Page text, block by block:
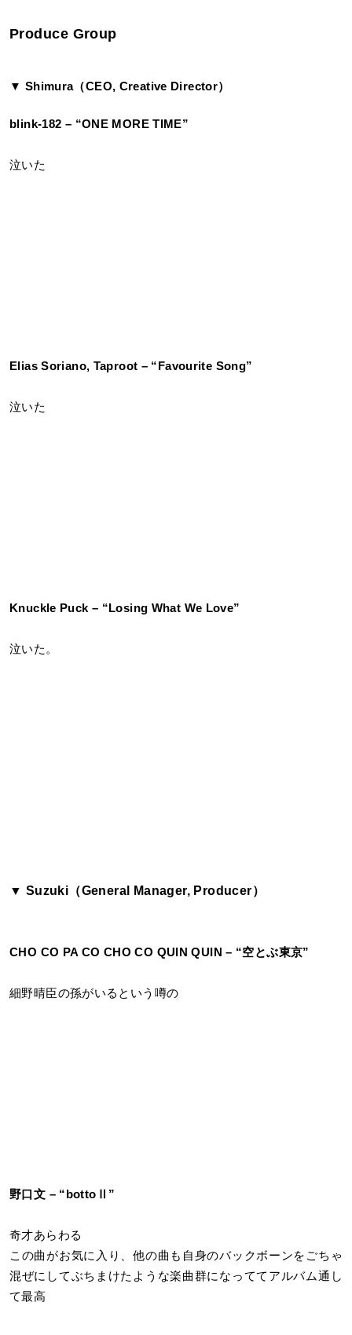
Produce Group
▼ Shimura（CEO, Creative Director）
blink-182 – “ONE MORE TIME”
泣いた
Elias Soriano, Taproot – “Favourite Song”
泣いた
Knuckle Puck – “Losing What We Love”
泣いた。
▼ Suzuki（General Manager, Producer）
CHO CO PA CO CHO CO QUIN QUIN – “空とぶ東京”
細野晴臣の孫がいるという噂の
野口文 – “bottoⅡ”
奇才あらわる
この曲がお気に入り、他の曲も自身のバックボーンをごちゃ
混ぜにしてぶちまけたような楽曲群になっててアルバム通し
て最高